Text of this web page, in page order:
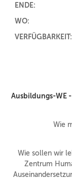
ENDE:
WO:
VERFÜGBARKEIT:
Ausbildungs-WE
Wie
Wie sollen wir
Zentrum